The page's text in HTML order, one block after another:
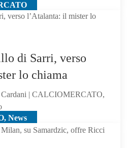
Atalanta,
in
uscita:
Parma
passo
News
di Sarri, verso
lo chiama
| CALCIOMERCATO,
su
Romagnoli,
pupillo